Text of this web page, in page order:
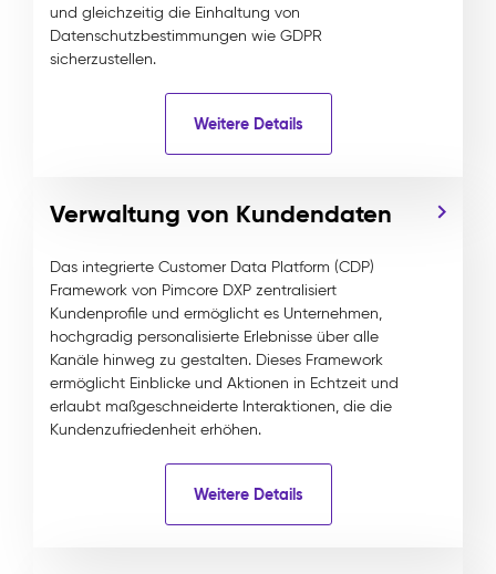
und gleichzeitig die Einhaltung von
Datenschutzbestimmungen wie GDPR
sicherzustellen.
Weitere Details
Verwaltung von Kundendaten
Das integrierte Customer Data Platform (CDP)
Framework von Pimcore DXP zentralisiert
Kundenprofile und ermöglicht es Unternehmen,
hochgradig personalisierte Erlebnisse über alle
Kanäle hinweg zu gestalten. Dieses Framework
ermöglicht Einblicke und Aktionen in Echtzeit und
erlaubt maßgeschneiderte Interaktionen, die die
Kundenzufriedenheit erhöhen.
Weitere Details